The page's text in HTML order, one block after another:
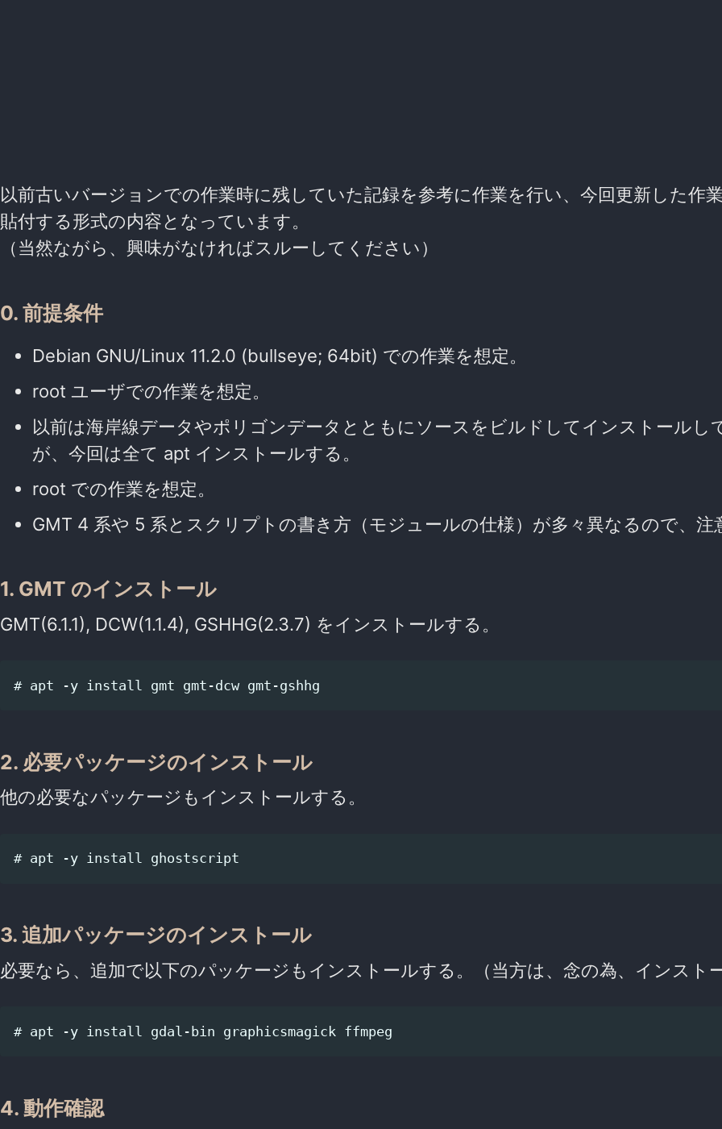
以前古いバージョンでの作業時に残していた記録を参考に作業を行い、今回更新した作
貼付する形式の内容となっています。
（当然ながら、興味がなければスルーしてください）
0. 前提条件
Debian GNU/Linux 11.2.0 (bullseye; 64bit) での作業を想定。
root ユーザでの作業を想定。
以前は海岸線データやポリゴンデータとともにソースをビルドしてインストールし
が、今回は全て apt インストールする。
root での作業を想定。
GMT 4 系や 5 系とスクリプトの書き方（モジュールの仕様）が多々異なるので、注
1. GMT のインストール
GMT(6.1.1), DCW(1.1.4), GSHHG(2.3.7) をインストールする。
2. 必要パッケージのインストール
他の必要なパッケージもインストールする。
3. 追加パッケージのインストール
必要なら、追加で以下のパッケージもインストールする。（当方は、念の為、インスト
4. 動作確認